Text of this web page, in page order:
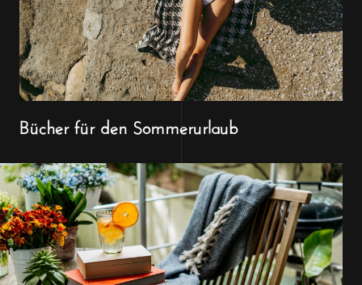
Bücher für den Sommerurlaub